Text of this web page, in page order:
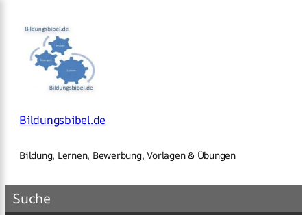
Inhalt
springen
Bildungsbibel.de
Bildung, Lernen, Bewerbung, Vorlagen & Übungen
Suche